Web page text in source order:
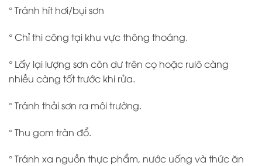
° Tránh hít hơi/bụi sơn
° Chỉ thi công tại khu vực thông thoáng.
° Lấy lại lượng sơn còn dư trên cọ hoặc rulô càng
nhiều càng tốt trước khi rửa.
° Tránh thải sơn ra môi trường.
° Thu gom tràn đổ.
° Tránh xa nguồn thực phẩm, nước uống và thức ăn